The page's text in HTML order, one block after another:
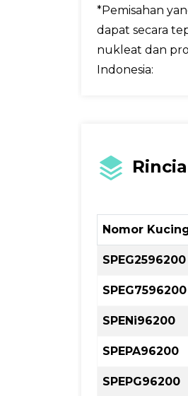
*Pemisahan
dapat secara
nukleat dan
Indonesia:
Nomor
SPEG2596200
SPEG7596200
SPENi96200
SPEPA96200
SPEPG96200